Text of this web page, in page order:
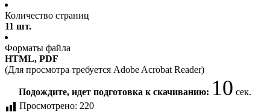
Количество страниц
11 шт.
Форматы файла
HTML, PDF
(Для просмотра требуется Adobe Acrobat Reader)
Подождите, идет подготовка к скачиванию: 10 сек.
Просмотрено: 220